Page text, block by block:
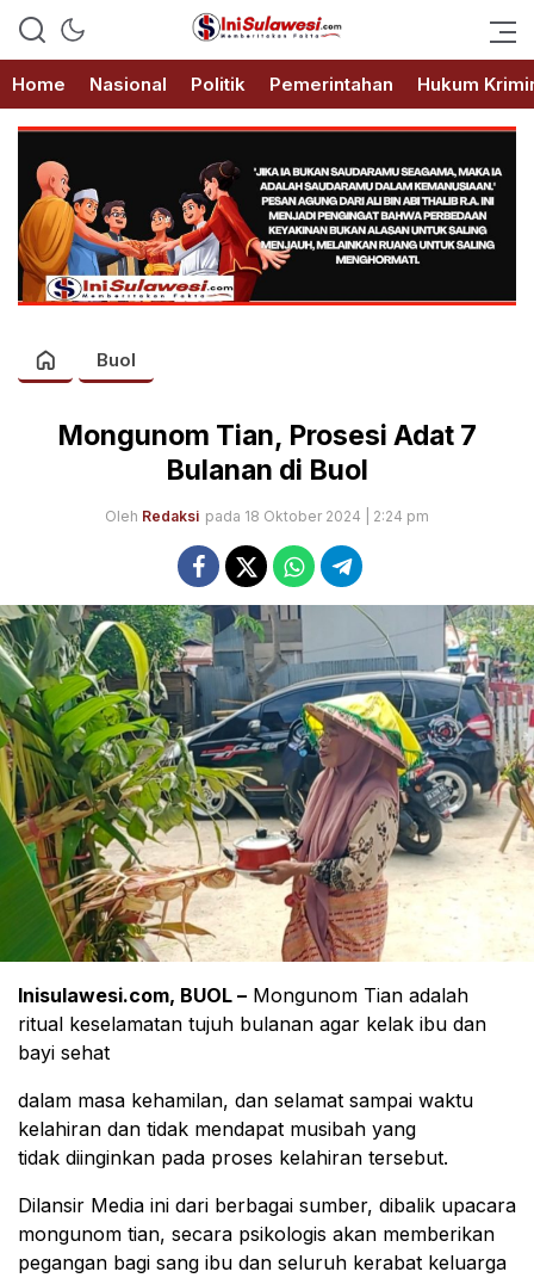
IniSulawesi.com
Memberitakan Fakta
Home
Nasional Politik Pemerintahan Hukum
Buol
Mongunom Tian, Prosesi Adat 7
Bulanan di Buol
Oleh Redaksi pada 18 Oktober 2024 | 2:24 pm
Inisulawesi.com, BUOL – Mongunom Tian adalah
ritual keselamatan tujuh bulanan agar kelak ibu dan
bayi sehat
dalam masa kehamilan, dan selamat sampai waktu
kelahiran dan tidak mendapat musibah yang
tidak diinginkan pada proses kelahiran tersebut.
Dilansir Media ini dari berbagai sumber, dibalik upacara
mongunom tian, secara psikologis akan memberikan
pegangan bagi sang ibu dan seluruh kerabat keluarga